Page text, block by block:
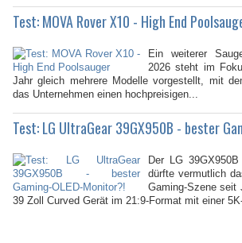
Test: MOVA Rover X10 - High End
Ein weiterer
2026 steht im
Jahr gleich mehrere Modelle vorgestellt, mit
das Unternehmen einen hochpreisigen...
Test: LG UltraGear 39GX950B - bester
Der LG
dürfte vermutlich
Gaming-Szene seit
39 Zoll Curved Gerät im 21:9-Format mit einer